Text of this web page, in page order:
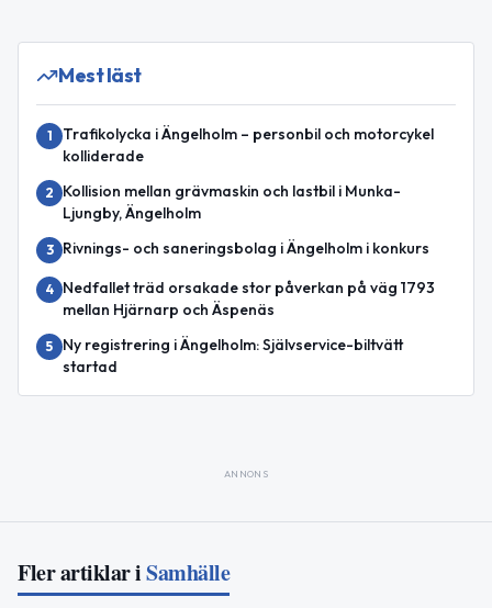
Mest läst
1
Trafikolycka i Ängelholm – personbil och motorcykel
kolliderade
2
Kollision mellan grävmaskin och lastbil i Munka-
Ljungby, Ängelholm
3 Rivnings- och saneringsbolag i Ängelholm i konkurs
4
Nedfallet träd orsakade stor påverkan på väg 1793
mellan Hjärnarp och Äspenäs
5
Ny registrering i Ängelholm: Självservice-biltvätt
startad
ANNONS
Fler artiklar iSamhälle